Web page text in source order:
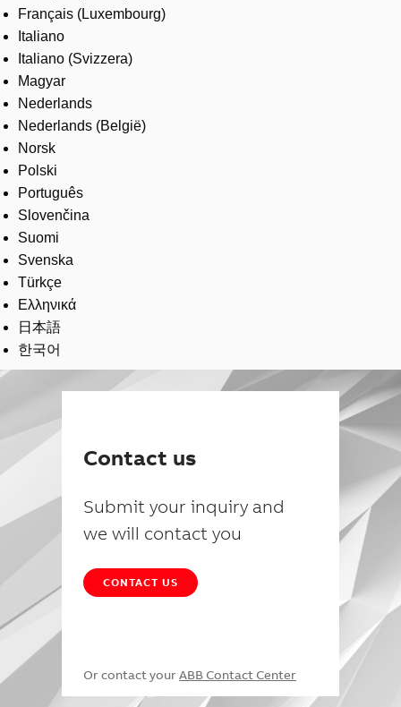
Français (Luxembourg)
Italiano
Italiano (Svizzera)
Magyar
Nederlands
Nederlands (België)
Norsk
Polski
Português
Slovenčina
Suomi
Svenska
Türkçe
Ελληνικά
日本語
한국어
Contact us
Submit your inquiry and
we will contact you
CONTACT US
Or contact your ABB Contact Center